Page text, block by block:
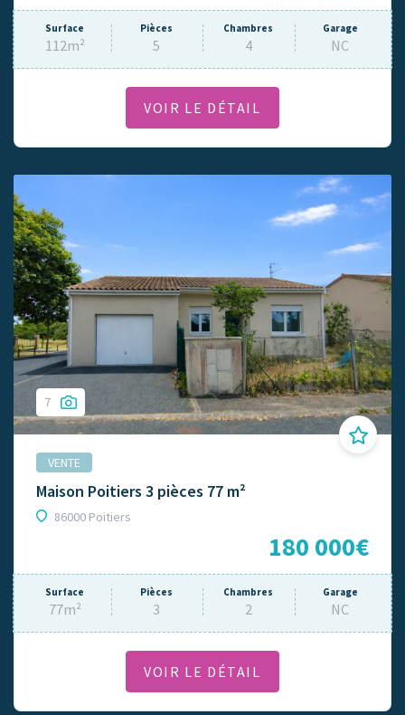
Surface
112m²
Pièces
5
Chambres
4
Garage
NC
VOIR LE DÉTAIL
7
VENTE
Maison Poitiers 3 pièces 77 m²
86000 Poitiers
180 000€
Surface
77m²
Pièces
3
Chambres
2
Garage
NC
VOIR LE DÉTAIL